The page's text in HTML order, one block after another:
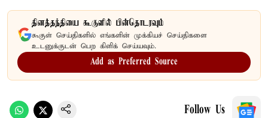
தினத்தந்தியை கூகுளில் பின்தொடரவும்
கூகுள் செய்திகளில் எங்களின் முக்கியச் செய்திகளை
உடனுக்குடன் பெற கிளிக் செய்யவும்.
Add as Preferred Source
Follow Us